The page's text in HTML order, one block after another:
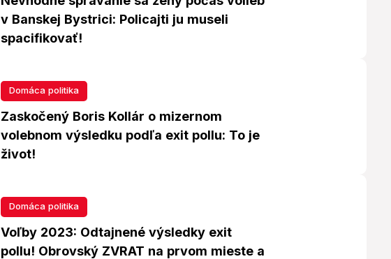
v Banskej Bystrici: Policajti ju museli
spacifikovať!
Domáca politika
Zaskočený Boris Kollár o mizernom
volebnom výsledku podľa exit pollu: To je
život!
Domáca politika
Voľby 2023: Odtajnené výsledky exit
pollu! Obrovský ZVRAT na prvom mieste a